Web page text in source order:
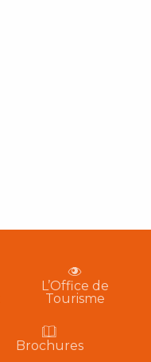
L’Office de
Tourisme
Brochures